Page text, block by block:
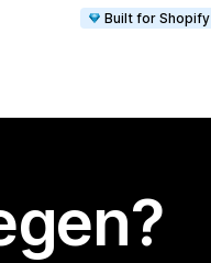
Built for Shopify